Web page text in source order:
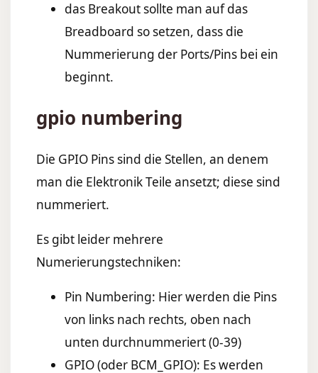
das Breakout sollte man auf das
Breadboard so setzen, dass die
Nummerierung der Ports/Pins bei ein
beginnt.
gpio numbering
Die GPIO Pins sind die Stellen, an denem
man die Elektronik Teile ansetzt; diese sind
nummeriert.
Es gibt leider mehrere
Numerierungstechniken:
Pin Numbering: Hier werden die Pins
von links nach rechts, oben nach
unten durchnummeriert (0-39)
GPIO (oder BCM_GPIO): Es werden